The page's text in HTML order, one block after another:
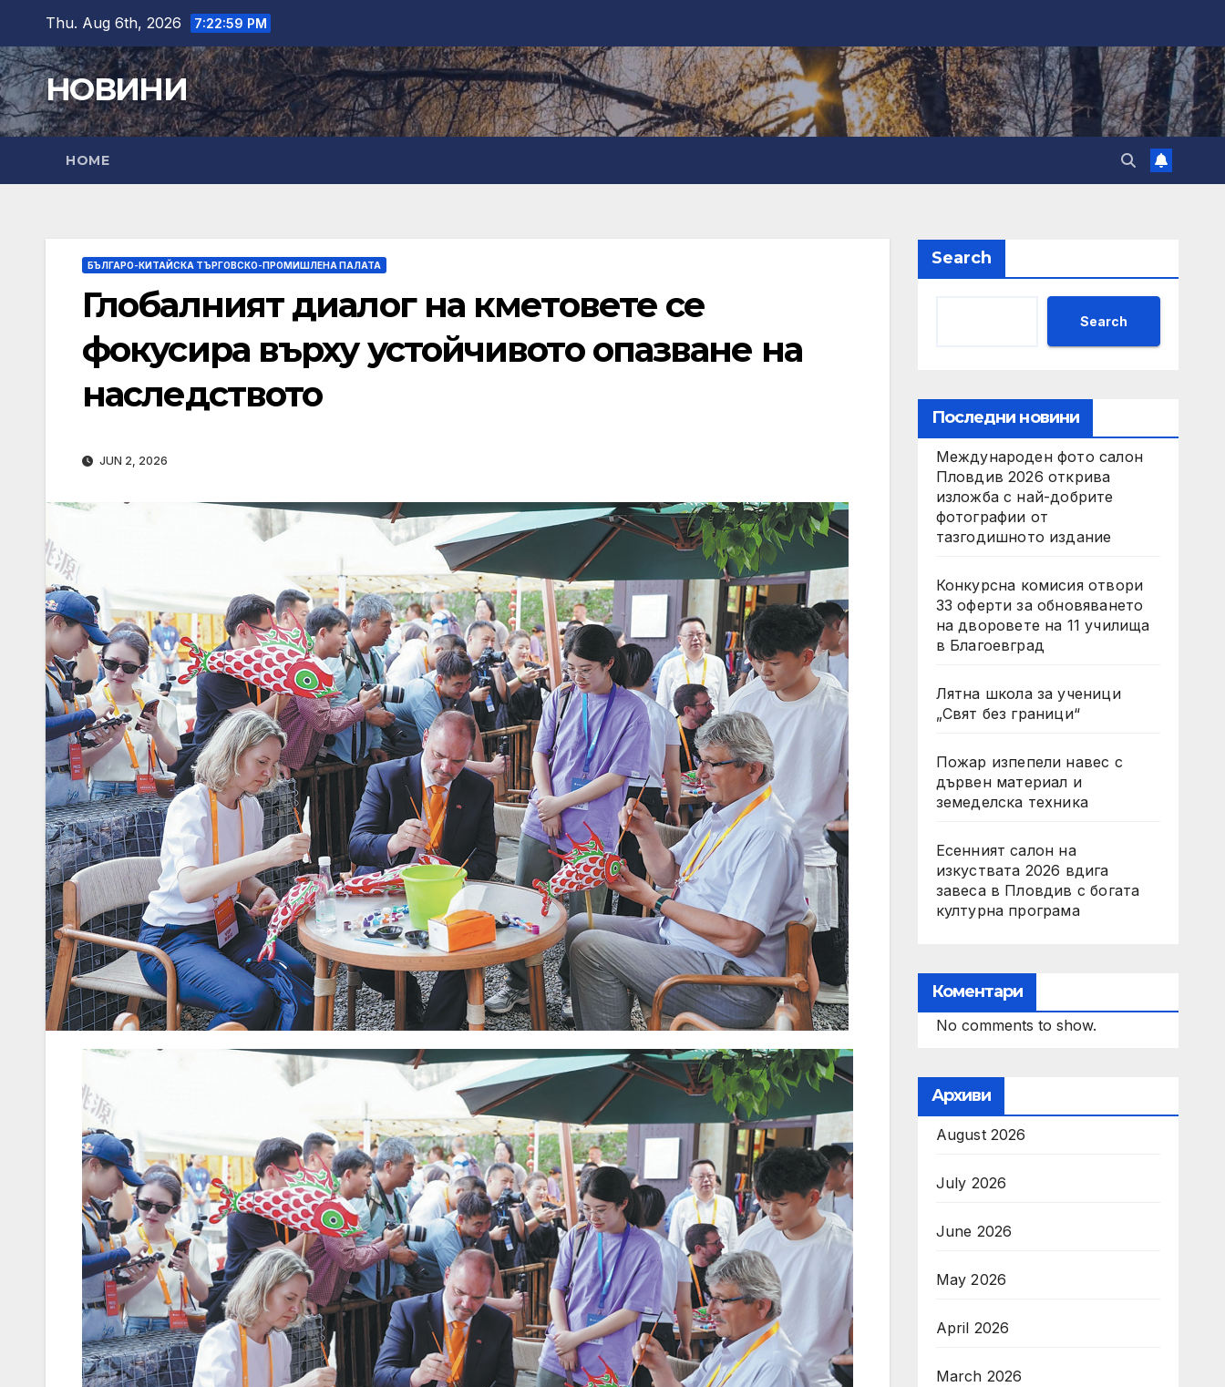
content
Thu. Aug 6th, 2026 7:23:01 PM
НОВИНИ
HOME
БЪЛГАРО-КИТАЙСКА ТЪРГОВСКО-ПРОМИШЛЕНА ПАЛАТА
Глобалният диалог на кметовете се
фокусира върху устойчивото опазване на
наследството
JUN 2, 2026
Search
Search
Последни новини
Международен фото салон
Пловдив 2026 открива
изложба с най-добрите
фотографии от
тазгодишното издание
Конкурсна комисия отвори
33 оферти за обновяването
на дворовете на 11 училища
в Благоевград
Лятна школа за ученици
„Свят без граници“
Пожар изпепели навес с
дървен материал и
земеделска техника
Есенният салон на
изкуствата 2026 вдига
завеса в Пловдив с богата
културна програма
Коментари
No comments to show.
Архиви
August 2026
July 2026
June 2026
May 2026
April 2026
March 2026